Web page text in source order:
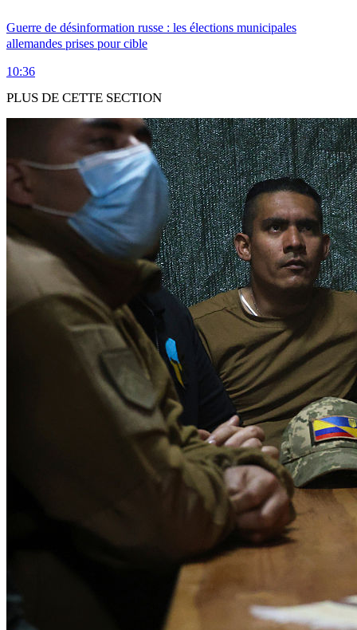
Guerre de désinformation russe : les élections municipales
allemandes prises pour cible
10:36
PLUS DE CETTE SECTION